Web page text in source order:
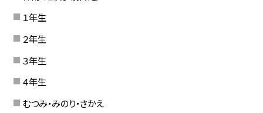
１年生
２年生
３年生
４年生
むつみ・みのり・さかえ